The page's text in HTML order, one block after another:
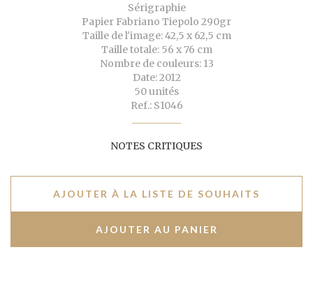
Sérigraphie
Papier Fabriano Tiepolo 290gr
Taille de l'image: 42,5 x 62,5 cm
Taille totale: 56 x 76 cm
Nombre de couleurs: 13
Date: 2012
50 unités
Ref.: S1046
NOTES CRITIQUES
AJOUTER À LA LISTE DE SOUHAITS